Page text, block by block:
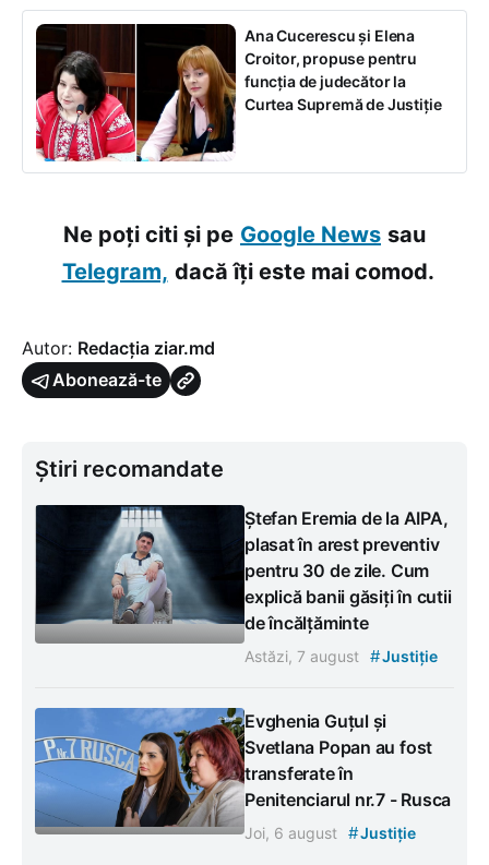
Ana Cucerescu și Elena
Croitor, propuse pentru
funcția de judecător la
Curtea Supremă de Justiție
Ne poți citi și pe Google News sau
Telegram, dacă îți este mai comod.
Autor: Redacția ziar.md
Abonează-te
Știri recomandate
Ștefan Eremia de la AIPA,
plasat în arest preventiv
pentru 30 de zile. Cum
explică banii găsiți în cutii
de încălțăminte
Astăzi, 7 august #Justiție
Evghenia Guțul și
Svetlana Popan au fost
transferate în
Penitenciarul nr.7 - Rusca
Joi, 6 august #Justiție